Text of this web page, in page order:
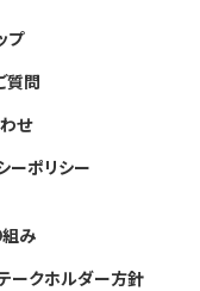
プ
質問
せ
ーポリシー
み
ークホルダー方針